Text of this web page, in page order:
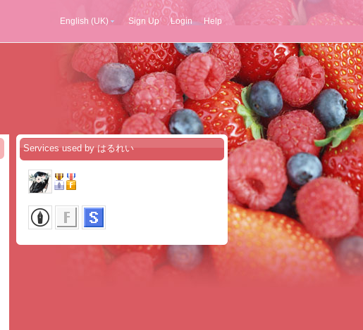
English (UK) Sign Up Login Help
Services used by はるれい